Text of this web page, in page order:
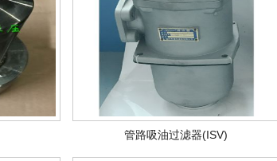
管路吸油过滤器(ISV)